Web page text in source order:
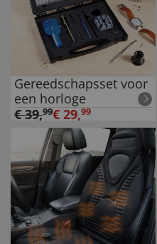
Gereedschapsset voor
een horloge
€39,99€ 29,99